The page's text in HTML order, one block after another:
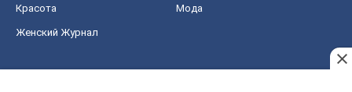
Красота Мода
Женский Журнал